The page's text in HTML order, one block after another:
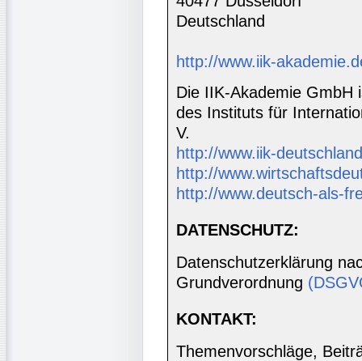
Deutschland
http://www.iik-
Die IIK-Akademie GmbH
des Instituts für
V.
http://www.iik-
http://
http://www.deutsch-als-
DATENSCHUTZ:
Datenschutzerklärung
Grundverordnung
KONTAKT:
Themenvorschläge,